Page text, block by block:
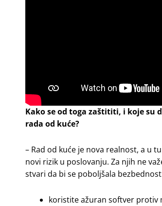
Kako se od toga zaštititi, i koje su
rada od kuće?
– Rad od kuće je nova realnost, a u
novi rizik u poslovanju. Za njih ne
stvari da bi se poboljšala
koristite ažuran softver protiv